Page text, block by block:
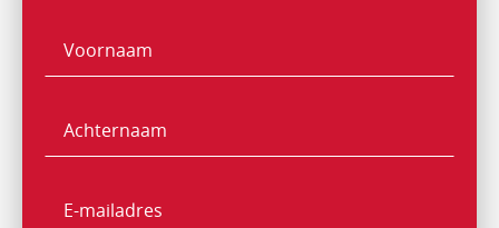
Naam
Voornaam
Achternaam